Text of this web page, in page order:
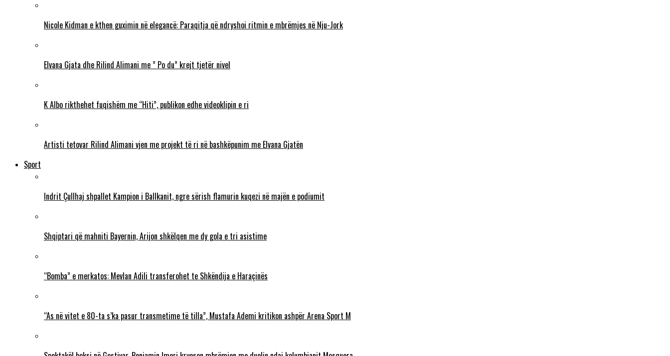
Nicole Kidman e kthen guximin në elegancë: Paraqitja që ndryshoi ritmin e mbrëmjes në Nju-Jork
Elvana Gjata dhe Rilind Alimani me ” Po du” krejt tjetër nivel
K Albo rikthehet fuqishëm me “Hiti”, publikon edhe videoklipin e ri
Artisti tetovar Rilind Alimani vjen me projekt të ri në bashkëpunim me Elvana Gjatën
Sport
Indrit Çullhaj shpallet Kampion i Ballkanit, ngre sërish flamurin kuqezi në majën e podiumit
Shqiptari që mahniti Bayernin, Arijon shkëlqen me dy gola e tri asistime
“Bomba” e merkatos: Mevlan Adili transferohet te Shkëndija e Haraçinës
“As në vitet e 80-ta s’ka pasur transmetime të tilla”, Mustafa Ademi kritikon ashpër Arena Sport M